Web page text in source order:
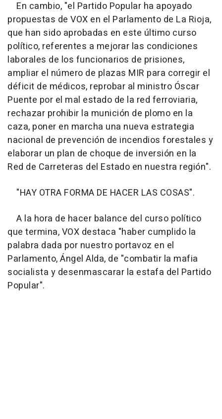
En cambio, "el Partido Popular ha apoyado
propuestas de VOX en el Parlamento de La Rioja,
que han sido aprobadas en este último curso
político, referentes a mejorar las condiciones
laborales de los funcionarios de prisiones,
ampliar el número de plazas MIR para corregir el
déficit de médicos, reprobar al ministro Óscar
Puente por el mal estado de la red ferroviaria,
rechazar prohibir la munición de plomo en la
caza, poner en marcha una nueva estrategia
nacional de prevención de incendios forestales y
elaborar un plan de choque de inversión en la
Red de Carreteras del Estado en nuestra región".
"HAY OTRA FORMA DE HACER LAS COSAS".
A la hora de hacer balance del curso político
que termina, VOX destaca "haber cumplido la
palabra dada por nuestro portavoz en el
Parlamento, Ángel Alda, de "combatir la mafia
socialista y desenmascarar la estafa del Partido
Popular".